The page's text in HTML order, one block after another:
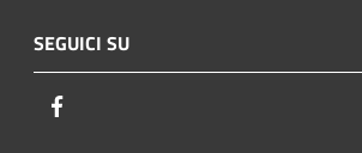
SEGUICI SU